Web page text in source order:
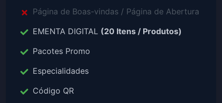
Página de Boas-vindas / Página de Abertura
EMENTA DIGITAL (20 Itens / Produtos)
Pacotes Promo
Especialidades
Código QR